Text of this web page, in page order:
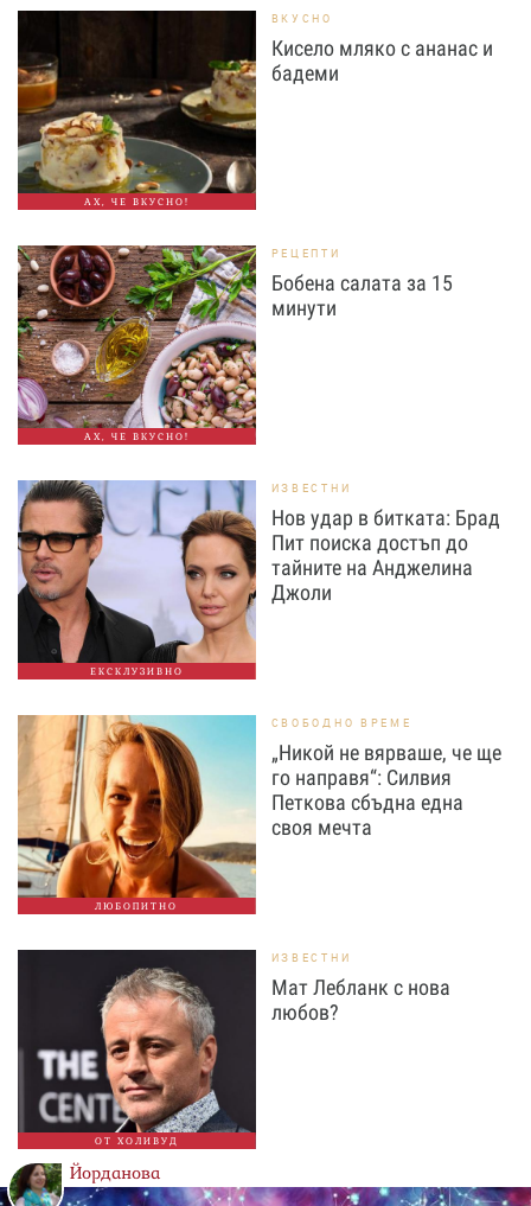
АХ, ЧЕ ВКУСНО!
ВКУСНО
Кисело мляко с ананас и
бадеми
АХ, ЧЕ ВКУСНО!
РЕЦЕПТИ
Бобена салата за 15
минути
ЕКСКЛУЗИВНО
ИЗВЕСТНИ
Нов удар в битката: Брад
Пит поиска достъп до
тайните на Анджелина
Джоли
ЛЮБОПИТНО
СВОБОДНО ВРЕМЕ
„Никой не вярваше, че ще
го направя“: Силвия
Петкова сбъдна една
своя мечта
ОТ ХОЛИВУД
ИЗВЕСТНИ
Мат Лебланк с нова
любов?
Йорданова